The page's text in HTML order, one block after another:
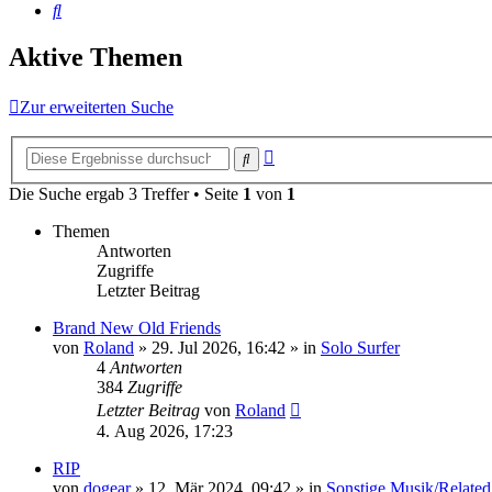
Suche
Aktive Themen
Zur erweiterten Suche
Suche
Die Suche ergab 3 Treffer • Seite 1 von 1
Themen
Antworten
Zugriffe
Letzter Beitrag
Brand New Old Friends
von Roland » 29. Jul 2026, 16:42 » in Solo Surfer
4 Antworten
384 Zugriffe
Letzter Beitrag von Roland
4. Aug 2026, 17:23
RIP
von dogear» 12. Mär 2024, 09:42 » in Sonstige Musik/